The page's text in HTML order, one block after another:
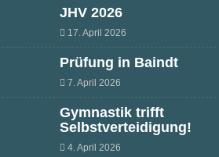
JHV 2026
17. April 2026
Prüfung in Baindt
7. April 2026
Gymnastik trifft
Selbstverteidigung!
4. April 2026